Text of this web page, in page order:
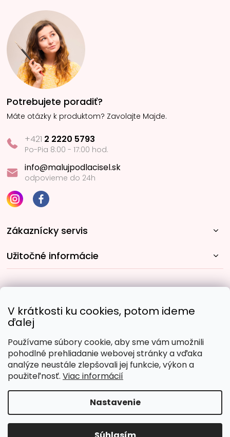
V krátkosti ku cookies, potom ideme
ďalej
Používame súbory cookie, aby sme vám umožnili
pohodlné prehliadanie webovej stránky a vďaka
analýze neustále zlepšovali jej funkcie, výkon a
použiteľnosť. Viac informácií
Nastavenie
Potrebujete poradiť?
Máte otázky k produktom? Zavolajte Majde.
+421 2 2220 5793
Po-Pia 8:00 - 17:00 hod.
info@malujpodlacisel.sk
odpovieme do 24h
Zákaznícky servis
Užitočné informácie
Obľúbené spôsoby platby:
Copyright 2026Malujpodlacisel.sk. Všetky práva
vyhradené.Upraviť nastavenie cookies